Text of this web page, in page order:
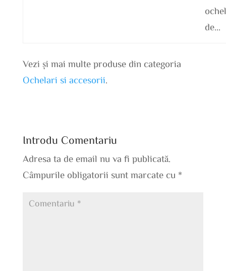
de…
Vezi și mai multe produse din categoria
Ochelari si accesorii
Introdu Comentariu
Adresa ta de email nu va fi publicată.
Câmpurile obligatorii sunt marcate cu *